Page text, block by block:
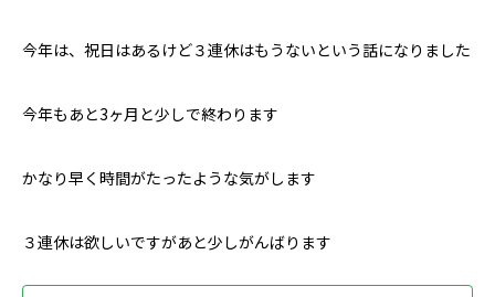
今年は、祝日はあるけど３連休はもうないという話になりました
今年もあと3ヶ月と少しで終わります
かなり早く時間がたったような気がします
３連休は欲しいですがあと少しがんばります